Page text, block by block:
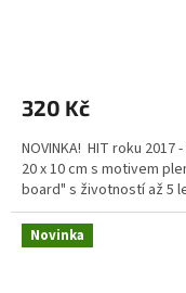
je
z
5
hvězdiček.
320 Kč
NOVINKA! HIT roku
20 x 10 cm s motivem
board" s životností až 5
Novinka